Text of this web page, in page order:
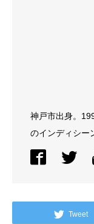
神戸市出身。
のインディシー
Tweet